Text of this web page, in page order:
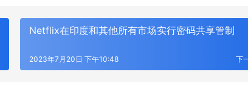
Netflix在印度和其他所有市场实行密码共享管制
下
2023年7月20日 下午10:48